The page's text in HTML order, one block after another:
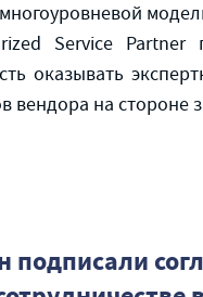
Service
оказывать
вендора на стороне
подписали